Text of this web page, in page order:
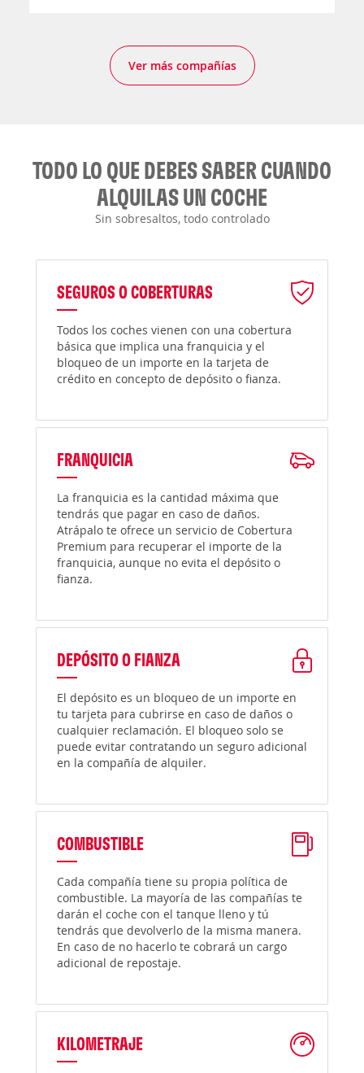
Ver más compañías
TODO LO QUE DEBES SABER CUANDO
ALQUILAS UN COCHE
Sin sobresaltos, todo controlado
SEGUROS O COBERTURAS
Todos los coches vienen con una cobertura
básica que implica una franquicia y el
bloqueo de un importe en la tarjeta de
crédito en concepto de depósito o fianza.
FRANQUICIA
La franquicia es la cantidad máxima que
tendrás que pagar en caso de daños.
Atrápalo te ofrece un servicio de Cobertura
Premium para recuperar el importe de la
franquicia, aunque no evita el depósito o
fianza.
DEPÓSITO O FIANZA
El depósito es un bloqueo de un importe en
tu tarjeta para cubrirse en caso de daños o
cualquier reclamación. El bloqueo solo se
puede evitar contratando un seguro adicional
en la compañía de alquiler.
COMBUSTIBLE
Cada compañía tiene su propia política de
combustible. La mayoría de las compañías te
darán el coche con el tanque lleno y tú
tendrás que devolverlo de la misma manera.
En caso de no hacerlo te cobrará un cargo
adicional de repostaje.
KILOMETRAJE